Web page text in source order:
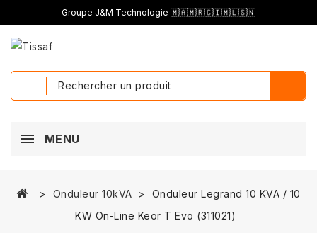
Groupe J&M Technologie 🇲🇦🇲🇷🇨🇮🇲🇱🇸🇳
MENU
Onduleur 10kVA
Onduleur Legrand 10 KVA / 10
KW On-Line Keor T Evo (311021)